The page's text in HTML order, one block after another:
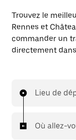
Trouvez le
Rennes et
commander un
directement
Lieu de
Où allez-